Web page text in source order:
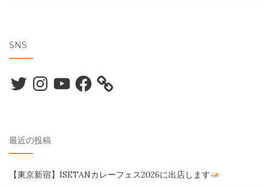
SNS
TwitterInstagramYouTubeFacebook
最近の投稿
【東京新宿】ISETANカレーフェス2026に出店します